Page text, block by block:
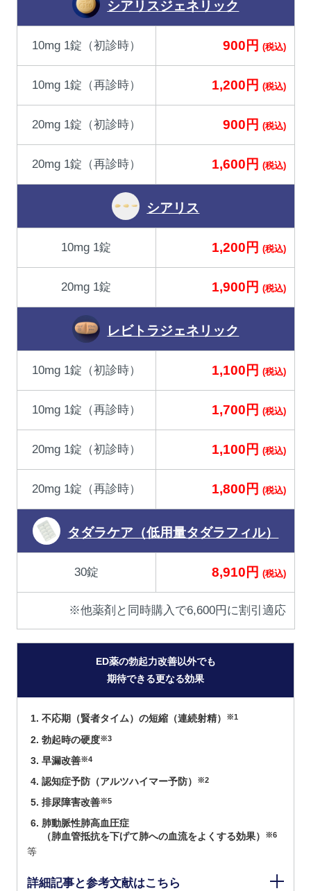
シアリスジェネリック
10mg 1錠（初診時） 900円 (税込)
10mg 1錠（再診時） 1,200円 (税込)
20mg 1錠（初診時） 900円 (税込)
20mg 1錠（再診時） 1,600円 (税込)
シアリス
10mg 1錠 1,200円 (税込)
20mg 1錠 1,900円 (税込)
レビトラジェネリック
10mg 1錠（初診時） 1,100円 (税込)
10mg 1錠（再診時） 1,700円 (税込)
20mg 1錠（初診時） 1,100円 (税込)
20mg 1錠（再診時） 1,800円 (税込)
タダラケア（低用量タダラフィル）
30錠 8,910円 (税込)
※他薬剤と同時購入で6,600円に割引適応
ED薬の勃起力改善以外でも
期待できる更なる効果
不応期（賢者タイム）の短縮（連続射精） ※1
勃起時の硬度※3
早漏改善※4
認知症予防（アルツハイマー予防） ※2
排尿障害改善※5
肺動脈性肺高血圧症
（肺血管抵抗を下げて肺への血流をよくする効果）
※6
等
詳細記事と参考文献はこちら